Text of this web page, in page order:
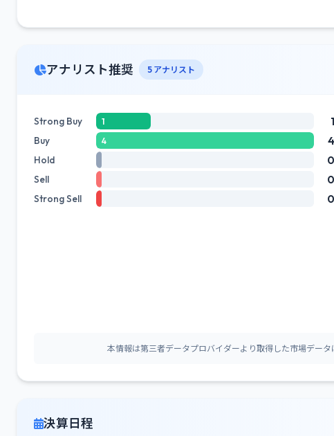
アナリスト推奨 5 アナリスト
Strong Buy 1 1
Buy 4 4
Hold 0
Sell 0
Strong Sell 0
本情報は第三者データプロバイダーより取得した市場デー
決算日程